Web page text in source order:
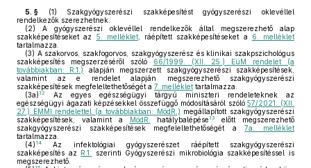
5. § (1) Szakgyógyszerészi szakképesítést gyógyszerészi oklevéllel
rendelkezők szerezhetnek.
(2) A gyógyszerészi oklevéllel rendelkezők által megszerezhető alap
szakképesítéseket az 5. melléklet, ráépített szakképesítéseket a
6. melléklet
tartalmazza.
(3) A szakorvos, szakfogorvos, szakgyógyszerész és klinikai szakpszichológus
szakképesítés megszerzéséről szóló
66/1999. (XII. 25.) EüM rendelet (a
továbbiakban: R.1.)
alapján megszerzett szakgyógyszerészi szakképesítések,
valamint az e rendelet alapján megszerezhető szakgyógyszerészi
szakképesítések megfeleltethetőségét a 7. melléklet tartalmazza.
(3a) 12
Az egyes egészségügyi tárgyú miniszteri rendeleteknek az
egészségügyi ágazati képzésekkel összefüggő módosításáról szóló57/2021. (XII.
27.) EMMI rendelettel (a továbbiakban: MódR.) megállapított szakgyógyszerészi
szakképesítések, valamint a
MódR. hatálybalépése 13
előtt megszerezhető
szakgyógyszerészi szakképesítések megfeleltethetőségét a7a. melléklet
tartalmazza.
(4) 14
Az infektológiai gyógyszerészet ráépített szakgyógyszerészi
szakképesítés az R.1.
szerinti Gyógyszerészi mikrobiológia szakképesítéssel is
megszerezhető.